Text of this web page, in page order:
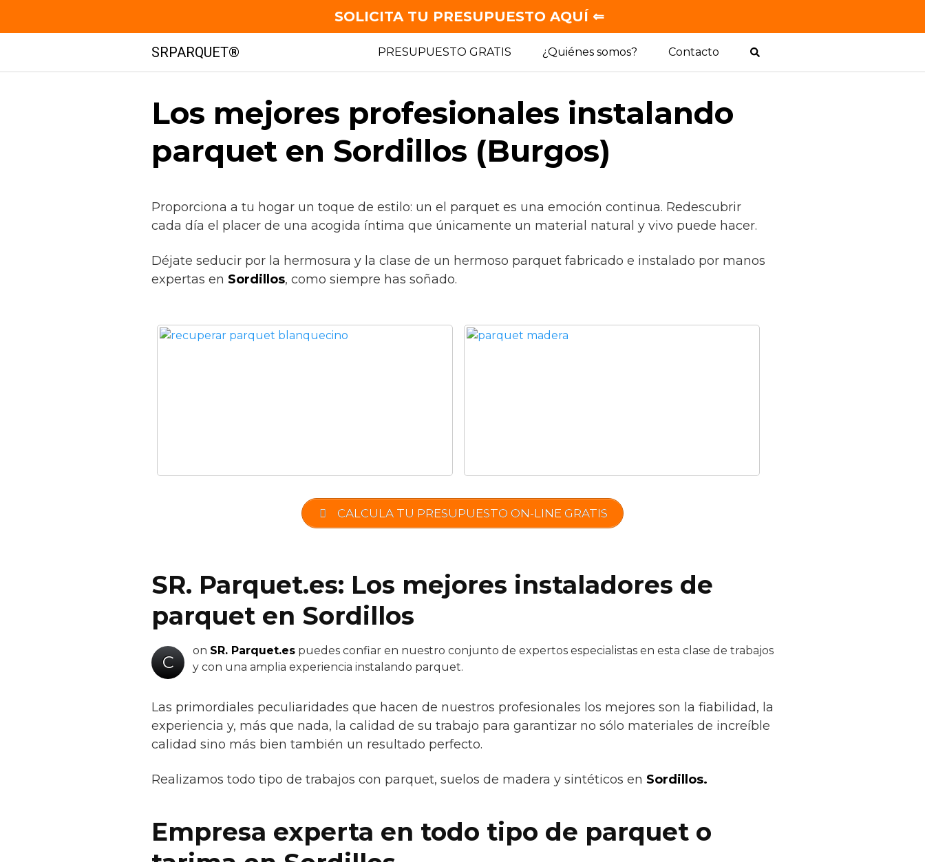
contenido
SRPARQUET® PRESUPUESTO GRATIS ¿Quiénes somos? Contacto
Los mejores profesionales instalando
parquet en Sordillos (Burgos)
Proporciona a tu hogar un toque de estilo: un el parquet es una emoción continua. Redescubrir
cada día el placer de una acogida íntima que únicamente un material natural y vivo puede hacer.
Déjate seducir por la hermosura y la clase de un hermoso parquet fabricado e instalado por manos
expertas en Sordillos, como siempre has soñado.
CALCULA TU PRESUPUESTO ON-LINE GRATIS
SR. Parquet.es: Los mejores instaladores de
parquet en Sordillos
C
on SR. Parquet.es puedes confiar en nuestro conjunto de expertos especialistas en esta clase de trabajos
y con una amplia experiencia instalando parquet.
Las primordiales peculiaridades que hacen de nuestros profesionales los mejores son la fiabilidad, la
experiencia y, más que nada, la calidad de su trabajo para garantizar no sólo materiales de increíble
calidad sino más bien también un resultado perfecto.
Realizamos todo tipo de trabajos con parquet, suelos de madera y sintéticos en Sordillos.
Empresa experta en todo tipo de parquet o
SOLICITA TU PRESUPUESTO AQUÍ ⇐